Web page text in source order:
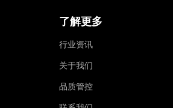
了解更多
行业资讯
关于我们
品质管控